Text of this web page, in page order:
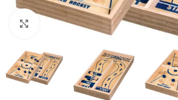
Suurendamiseks klõpsake